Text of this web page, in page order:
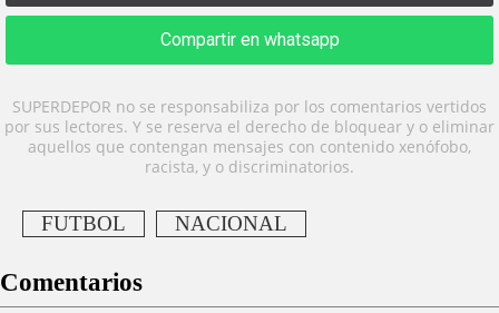
Compartir en whatsapp
SUPERDEPOR no se responsabiliza por los comentarios vertidos
por sus lectores. Y se reserva el derecho de bloquear y o eliminar
aquellos que contengan mensajes con contenido xenófobo,
racista, y o discriminatorios.
FUTBOL NACIONAL
Comentarios